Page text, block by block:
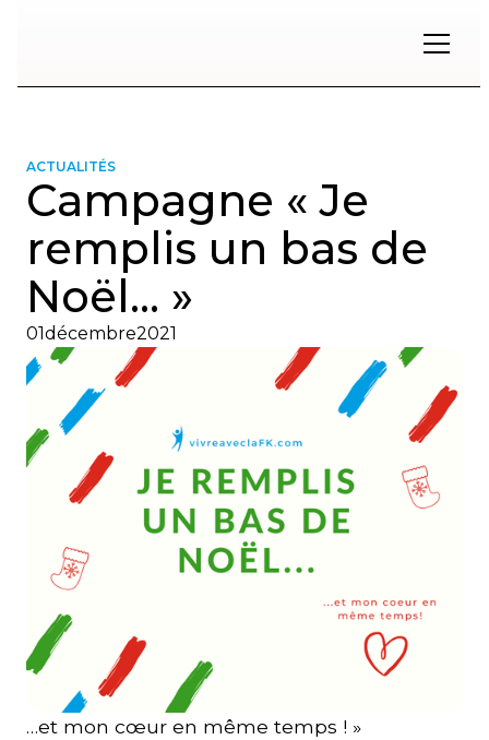
ACTUALITÉS
Campagne « Je
remplis un bas de
Noël… »
01décembre2021
…et mon cœur en même temps ! »
Restons
contact
Inscrivez-
à
notre
infolettre
pour
rester
l'affût
nouveautés.
Prénom
Courriel
Lien
avec
la